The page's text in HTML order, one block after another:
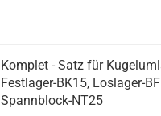
Komplet - Satz für
Festlager-BK15, Loslager-
Spannblock-NT25